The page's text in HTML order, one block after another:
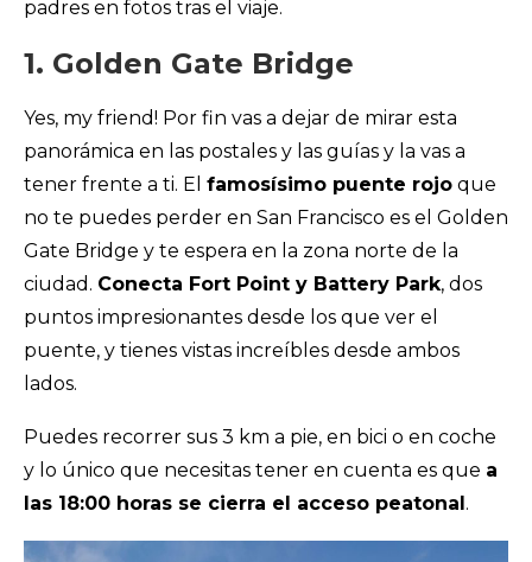
padres en fotos tras el viaje.
1. Golden Gate Bridge
Yes, my friend! Por fin vas a dejar de mirar esta
panorámica en las postales y las guías y la vas a
tener frente a ti. El famosísimo puente rojo que
no te puedes perder en San Francisco es el Golden
Gate Bridge y te espera en la zona norte de la
ciudad. Conecta Fort Point y Battery Park, dos
puntos impresionantes desde los que ver el
puente, y tienes vistas increíbles desde ambos
lados.
Puedes recorrer sus 3 km a pie, en bici o en coche
y lo único que necesitas tener en cuenta es que a
las 18:00 horas se cierra el acceso peatonal .